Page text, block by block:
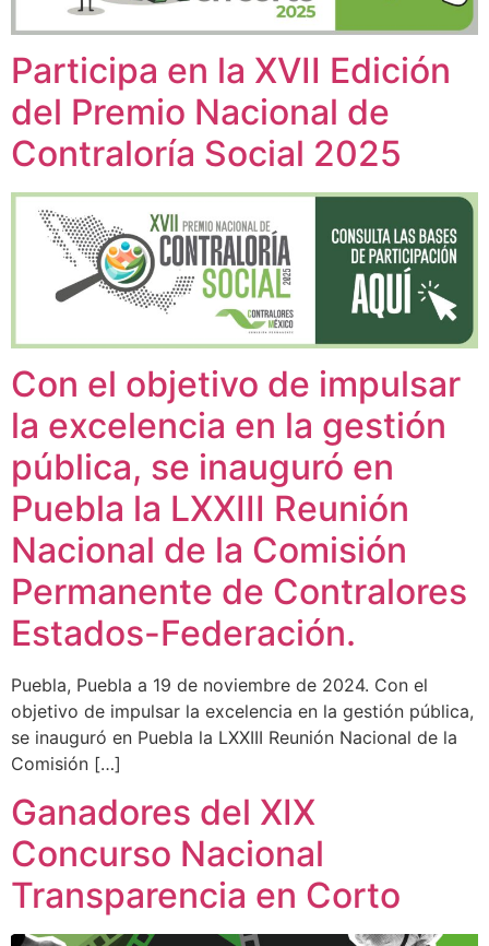
Participa en la XVII Edición
del Premio Nacional de
Contraloría Social 2025
Con el objetivo de impulsar
la excelencia en la gestión
pública, se inauguró en
Puebla la LXXIII Reunión
Nacional de la Comisión
Permanente de Contralores
Estados-Federación.
Puebla, Puebla a 19 de noviembre de 2024. Con el
objetivo de impulsar la excelencia en la gestión pública,
se inauguró en Puebla la LXXIII Reunión Nacional de la
Comisión […]
Ganadores del XIX
Concurso Nacional
Transparencia en Corto